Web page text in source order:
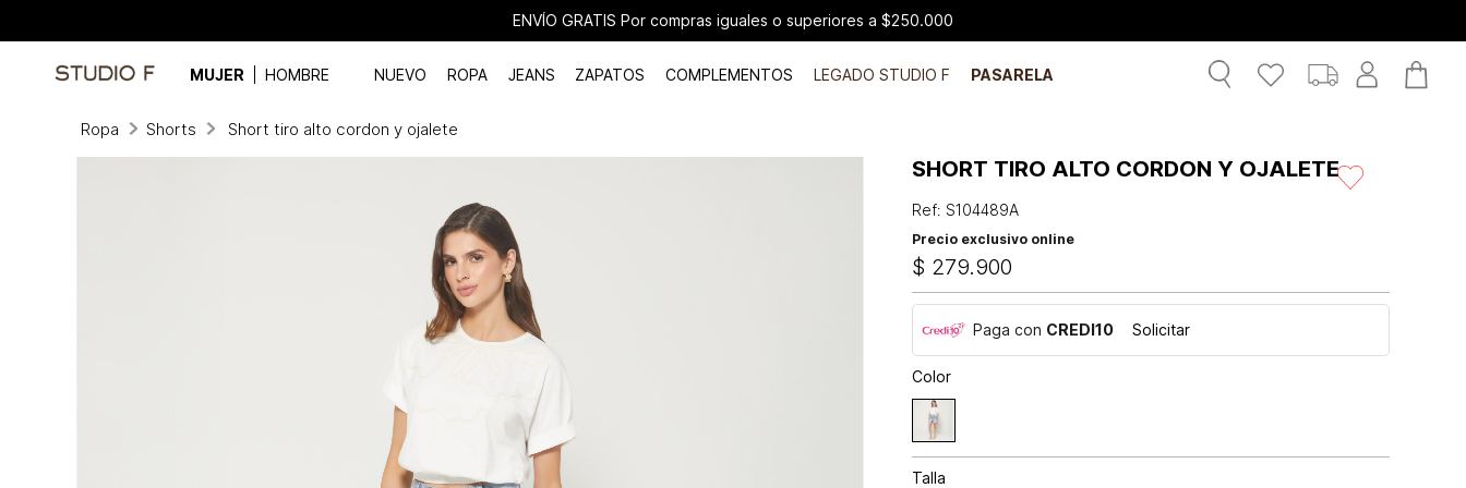
ENVÍO GRATIS Por compras iguales o superiores a $250.000
MUJER HOMBRE NUEVO ROPA JEANS ZAPATOS COMPLEMENTOS LEGADO STUDIO F PASARELA
Ropa Shorts Short tiro alto cordon y ojalete
SHORT TIRO ALTO CORDON Y OJALETE
Ref:S104489A
Precio exclusivo online
$ 279.900
Paga con CREDI10 Solicitar
Color
Talla